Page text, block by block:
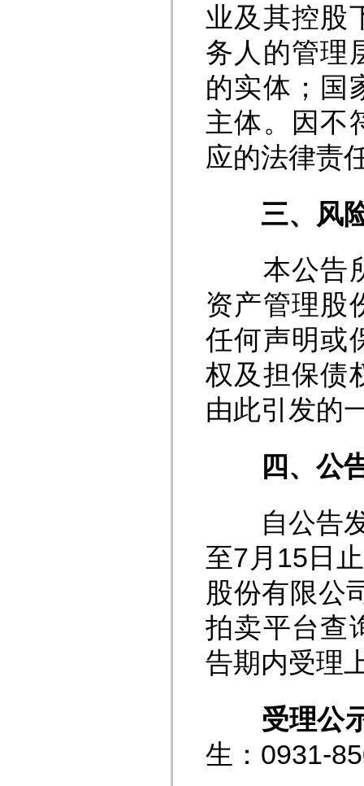
业及其控股
务人的管理
的实体；国
主体。因不
应的法律责
三、风
本公告所
资产管理股
任何声明或
权及担保债
由此引发的
四 、公
自公告发
至7月15日
股份有限公
拍卖平台查
告期内受理
受理公
生：0931-